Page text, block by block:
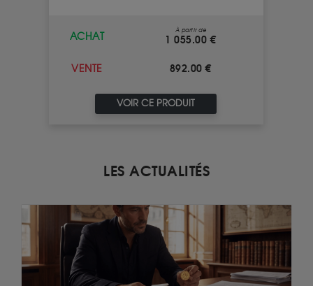
ACHAT
À partir de
1 055.00 €
VENTE 892.00 €
VOIR CE PRODUIT
LES ACTUALITÉS